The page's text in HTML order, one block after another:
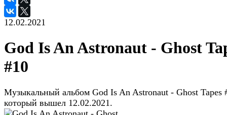
12.02.2021
God Is An Astronaut - Ghost
#10
Музыкальный альбом God Is An Astronaut - Ghost Tapes
который вышел 12.02.2021.